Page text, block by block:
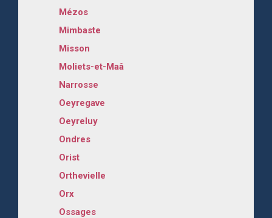
Mézos
Mimbaste
Misson
Moliets-et-Maâ
Narrosse
Oeyregave
Oeyreluy
Ondres
Orist
Orthevielle
Orx
Ossages